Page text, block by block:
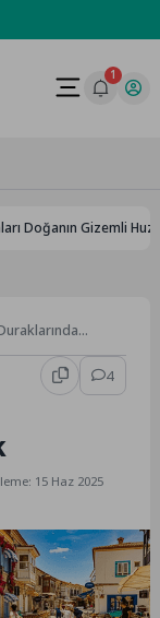
1
Gizemli Huzuru
4
15 Haz 2025